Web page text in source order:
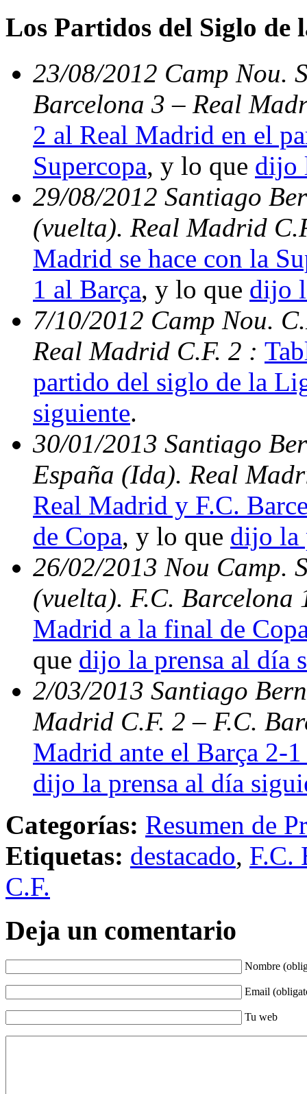
Los Partidos del Siglo de
23/08/2012 Camp Nou.
Barcelona 3 – Real
2 al Real Madrid en el
Supercopa, y lo que dijo
29/08/2012 Santiago
(vuelta). Real Madrid
Madrid se hace con la
1 al Barça, y lo que dijo
7/10/2012 Camp Nou.
Real Madrid C.F. 2 :
partido del siglo de la
siguiente.
30/01/2013 Santiago
España (Ida). Real
Real Madrid y F.C.
de Copa, y lo que dijo la
26/02/2013 Nou Camp.
(vuelta). F.C.
Madrid a la final de
que dijo la prensa al día
2/03/2013 Santiago
Madrid C.F. 2 – F.C.
Madrid ante el Barça 2-
dijo la prensa al día
Categorías: Resumen de
Etiquetas: destacado, F.C.
C.F.
Deja un comentario
Nombre
Email
Tu web